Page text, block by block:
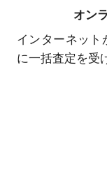
オン
インターネット
に一括査定を受